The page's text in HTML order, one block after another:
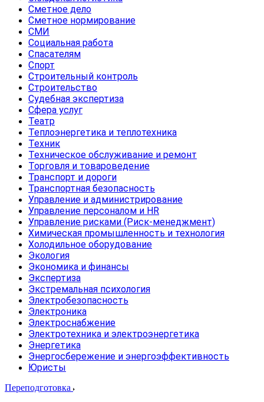
Сметное дело
Сметное нормирование
СМИ
Социальная работа
Спасателям
Спорт
Строительный контроль
Строительство
Судебная экспертиза
Сфера услуг
Театр
Теплоэнергетика и теплотехника
Техник
Техническое обслуживание и ремонт
Торговля и товароведение
Транспорт и дороги
Транспортная безопасность
Управление и администрирование
Управление персоналом и HR
Управление рисками (Риск-менеджмент)
Химическая промышленность и технология
Холодильное оборудование
Экология
Экономика и финансы
Экспертиза
Экстремальная психология
Электробезопасность
Электроника
Электроснабжение
Электротехника и электроэнергетика
Энергетика
Энергосбережение и энергоэффективность
Юристы
Переподготовка